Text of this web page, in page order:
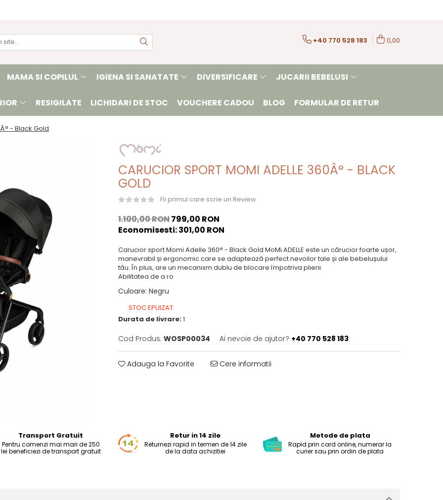
+40 770 528 183 0,00
MAMA SI COPILUL IGIENA SI SANATATE DIVERSIFICARE JUCARII BEBELUSI
RESIGILATE LICHIDARI DE STOC VOUCHERE CADOU BLOG FORMULAR DE RETUR
- Black Gold
CARUCIOR SPORT MOMI ADELLE 360Â° - BLACK
GOLD
Fii primul care scrie un Review
1.100,00 RON799,00 RON
Economisesti:301,00 RON
Carucior sport Momi Adelle 360° - Black Gold MoMi ADELLE este un cărucior foarte ușor,
manevrabil și ergonomic care se adaptează perfect nevoilor tale și ale bebelușului
tău. În plus, are un mecanism dublu de blocare împotriva plierii.
Abilitatea de a ro
Culoare: Negru
STOC EPUIZAT
Durata de livrare:1
Cod Produs: WOSP00034 Ai nevoie de ajutor? +40 770 528 183
Adauga la Favorite Cere informatii
Transport Gratuit
Pentru comenzi mai mari de 250
lei beneficiezi de transport gratuit
Retur in 14 zile
Returnezi rapid in termen de 14 zile
de la data achizitiei
Metode de plata
Rapid prin card online, numerar la
curier sau prin ordin de plata